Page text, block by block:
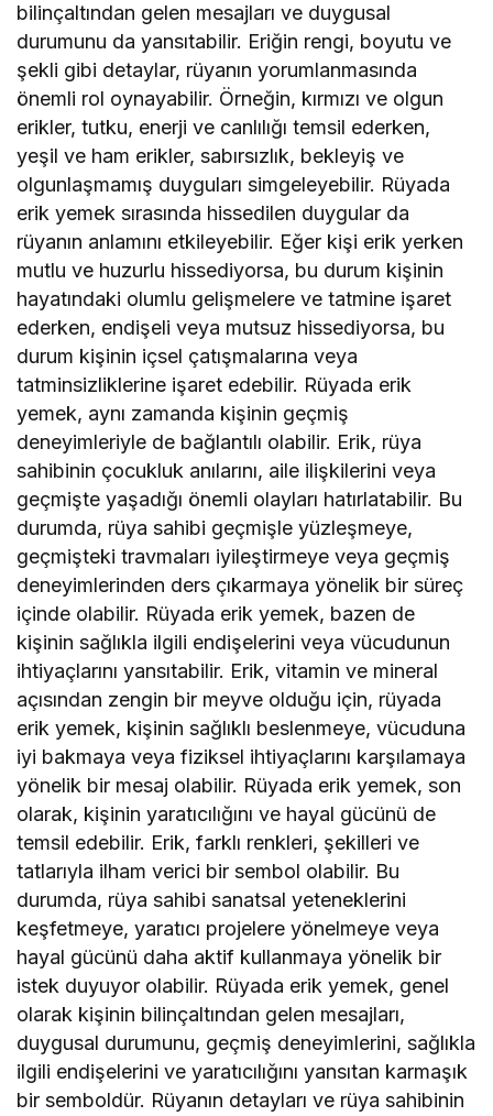
bilinçaltından gelen mesajları ve duygusal
durumunu da yansıtabilir. Eriğin rengi, boyutu ve
şekli gibi detaylar, rüyanın yorumlanmasında
önemli rol oynayabilir. Örneğin, kırmızı ve olgun
erikler, tutku, enerji ve canlılığı temsil ederken,
yeşil ve ham erikler, sabırsızlık, bekleyiş ve
olgunlaşmamış duyguları simgeleyebilir. Rüyada
erik yemek sırasında hissedilen duygular da
rüyanın anlamını etkileyebilir. Eğer kişi erik yerken
mutlu ve huzurlu hissediyorsa, bu durum kişinin
hayatındaki olumlu gelişmelere ve tatmine işaret
ederken, endişeli veya mutsuz hissediyorsa, bu
durum kişinin içsel çatışmalarına veya
tatminsizliklerine işaret edebilir. Rüyada erik
yemek, aynı zamanda kişinin geçmiş
deneyimleriyle de bağlantılı olabilir. Erik, rüya
sahibinin çocukluk anılarını, aile ilişkilerini veya
geçmişte yaşadığı önemli olayları hatırlatabilir. Bu
durumda, rüya sahibi geçmişle yüzleşmeye,
geçmişteki travmaları iyileştirmeye veya geçmiş
deneyimlerinden ders çıkarmaya yönelik bir süreç
içinde olabilir. Rüyada erik yemek, bazen de
kişinin sağlıkla ilgili endişelerini veya vücudunun
ihtiyaçlarını yansıtabilir. Erik, vitamin ve mineral
açısından zengin bir meyve olduğu için, rüyada
erik yemek, kişinin sağlıklı beslenmeye, vücuduna
iyi bakmaya veya fiziksel ihtiyaçlarını karşılamaya
yönelik bir mesaj olabilir. Rüyada erik yemek, son
olarak, kişinin yaratıcılığını ve hayal gücünü de
temsil edebilir. Erik, farklı renkleri, şekilleri ve
tatlarıyla ilham verici bir sembol olabilir. Bu
durumda, rüya sahibi sanatsal yeteneklerini
keşfetmeye, yaratıcı projelere yönelmeye veya
hayal gücünü daha aktif kullanmaya yönelik bir
istek duyuyor olabilir. Rüyada erik yemek, genel
olarak kişinin bilinçaltından gelen mesajları,
duygusal durumunu, geçmiş deneyimlerini, sağlıkla
ilgili endişelerini ve yaratıcılığını yansıtan karmaşık
bir semboldür. Rüyanın detayları ve rüya sahibinin